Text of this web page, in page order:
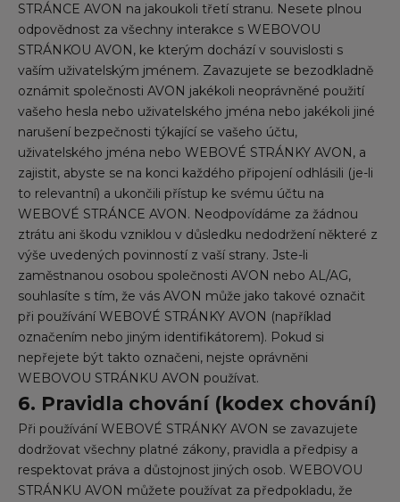
STRÁNCE AVON na jakoukoli třetí stranu. Nesete plnou
odpovědnost za všechny interakce s WEBOVOU
STRÁNKOU AVON, ke kterým dochází v souvislosti s
vaším uživatelským jménem. Zavazujete se bezodkladně
oznámit společnosti AVON jakékoli neoprávněné použití
vašeho hesla nebo uživatelského jména nebo jakékoli jiné
narušení bezpečnosti týkající se vašeho účtu,
uživatelského jména nebo WEBOVÉ STRÁNKY AVON, a
zajistit, abyste se na konci každého připojení odhlásili (je-li
to relevantní) a ukončili přístup ke svému účtu na
WEBOVÉ STRÁNCE AVON. Neodpovídáme za žádnou
ztrátu ani škodu vzniklou v důsledku nedodržení některé z
výše uvedených povinností z vaší strany. Jste-li
zaměstnanou osobou společnosti AVON nebo AL/AG,
souhlasíte s tím, že vás AVON může jako takové označit
při používání WEBOVÉ STRÁNKY AVON (například
označením nebo jiným identifikátorem). Pokud si
nepřejete být takto označeni, nejste oprávněni
WEBOVOU STRÁNKU AVON používat.
6. Pravidla chování (kodex chování)
Při používání WEBOVÉ STRÁNKY AVON se zavazujete
dodržovat všechny platné zákony, pravidla a předpisy a
respektovat práva a důstojnost jiných osob. WEBOVOU
STRÁNKU AVON můžete používat za předpokladu, že